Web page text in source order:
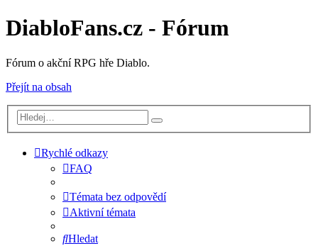
DiabloFans.cz - Fórum
Fórum o akční RPG hře Diablo.
Přejít na obsah
Rychlé odkazy
FAQ
Témata bez odpovědí
Aktivní témata
Hledat